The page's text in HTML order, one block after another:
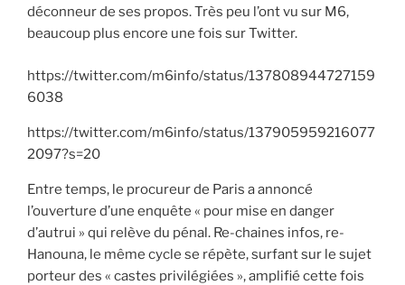
déconneur de ses propos. Très peu l’ont vu sur M6,
beaucoup plus encore une fois sur Twitter.
https://twitter.com/m6info/status/137808944727159
6038
https://twitter.com/m6info/status/137905959216077
2097?s=20
Entre temps, le procureur de Paris a annoncé
l’ouverture d’une enquête « pour mise en danger
d’autrui » qui relève du pénal. Re-chaines infos, re-
Hanouna, le même cycle se répète, surfant sur le sujet
porteur des « castes privilégiées », amplifié cette fois